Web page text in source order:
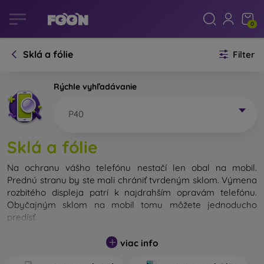
0
Sklá a fólie Filter
Rýchle vyhľadávanie
P40
Sklá a fólie
Na ochranu vášho telefónu nestačí len obal na mobil.
Prednú stranu by ste mali chrániť tvrdeným sklom. Výmena
rozbitého displeja patrí k najdrahším opravám telefónu.
Obyčajným sklom na mobil tomu môžete jednoducho
predísť.
Nerozbitné sklo na mobil síce neexistuje, no v prípade pádu
ostane váš displej zväčša neporušený. Výber tvrdeného
viac info